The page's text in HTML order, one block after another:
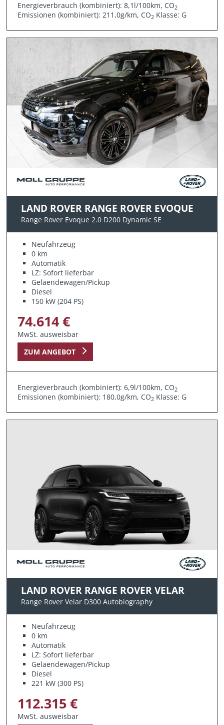
Energieverbrauch (kombiniert): 8,1l/100km, CO2
Emissionen (kombiniert): 211,0g/km, CO2 Klasse: G
LAND ROVER RANGE ROVER EVOQUE
Range Rover Evoque 2.0 D200 Dynamic SE
Neufahrzeug
0 km
Automatik
LZ: Sofort lieferbar
Gelaendewagen/Pickup
Diesel
150 kW (204 PS)
74.614 €
MwSt. ausweisbar
ZUM ANGEBOT
Energieverbrauch (kombiniert): 6,9l/100km, CO2
Emissionen (kombiniert): 180,0g/km, CO2 Klasse: G
LAND ROVER RANGE ROVER VELAR
Range Rover Velar D300 Autobiography
Neufahrzeug
0 km
Automatik
LZ: Sofort lieferbar
Gelaendewagen/Pickup
Diesel
221 kW (300 PS)
112.315 €
MwSt. ausweisbar